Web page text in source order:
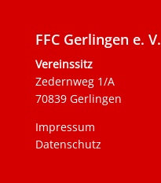
FFC Gerlingen e. V.
Vereinssitz
Zedernweg 1/A
70839 Gerlingen
Impressum
Datenschutz